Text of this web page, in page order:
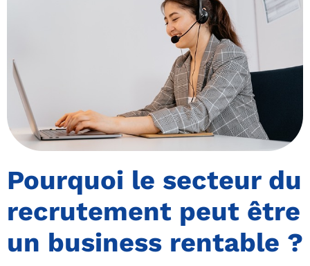
Pourquoi le secteur du
recrutement peut être
un business rentable ?